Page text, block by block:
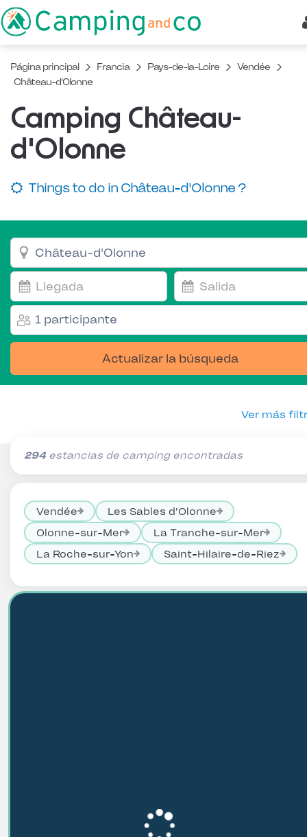
Página principal Francia Pays-de-la-Loire
Vendée
Château-d'Olonne
Camping Château-
d'Olonne
Things to do in Château-d'Olonne ?
1 participante
Actualizar la búsqueda
Ver más
294estancias de camping encontradas
Vendée
Les Sables d'Olonne
Olonne-sur-Mer
La Tranche-sur-Mer
La Roche-sur-Yon
Saint-Hilaire-de-Riez